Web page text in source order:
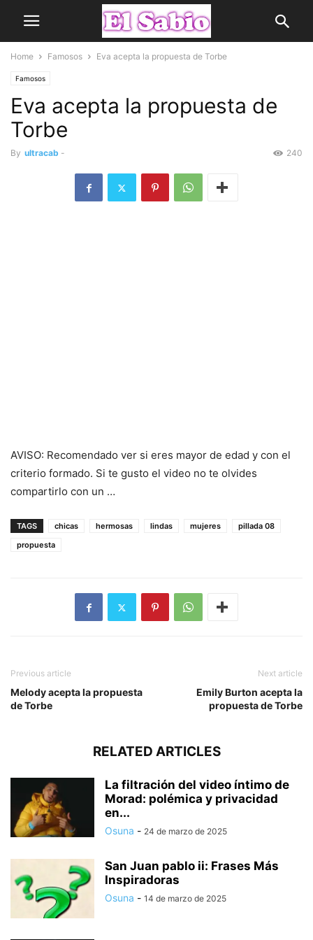
Home Famosos Eva acepta la propuesta de Torbe
Famosos
Eva acepta la propuesta de
Torbe
By ultracab - 240
AVISO: Recomendado ver si eres mayor de edad y con el
criterio formado. Si te gusto el video no te olvides
compartirlo con un …
TAGS chicas hermosas lindas mujeres
pillada 08
propuesta
Previous article
Melody acepta la propuesta
de Torbe
Next article
Emily Burton acepta la
propuesta de Torbe
RELATED ARTICLES
La filtración del video íntimo de
Morad: polémica y privacidad
en...
Osuna - 24 de marzo de 2025
San Juan pablo ii: Frases Más
Inspiradoras
Osuna - 14 de marzo de 2025